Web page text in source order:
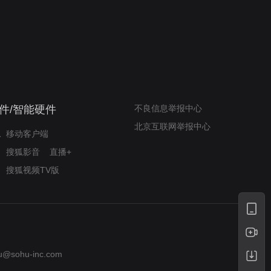
/智能硬件
移动客户端
搜狐影音
直播+
搜狐视频TV版
不良信息举报中心
北京互联网举报中心
inc.com